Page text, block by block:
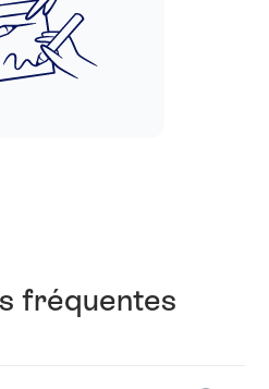
fréquentes